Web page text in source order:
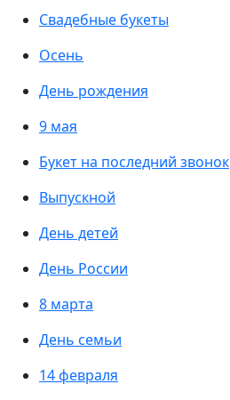
Свадебные букеты
Осень
День рождения
9 мая
Букет на последний звонок
Выпускной
День детей
День России
8 марта
День семьи
14 февраля